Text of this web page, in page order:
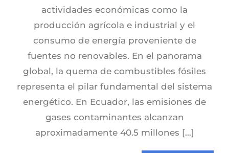
actividades económicas como la
producción agrícola e industrial y el
consumo de energía proveniente de
fuentes no renovables. En el panorama
global, la quema de combustibles fósiles
representa el pilar fundamental del sistema
energético. En Ecuador, las emisiones de
gases contaminantes alcanzan
aproximadamente 40.5 millones […]